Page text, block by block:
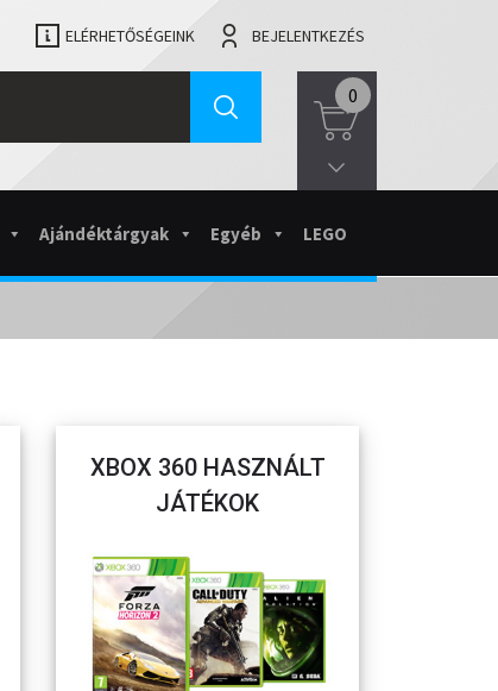
ELÉRHETŐSÉGEINK BEJELENTKEZÉS
0
Ajándéktárgyak Egyéb LEGO
XBOX 360 HASZNÁLT
JÁTÉKOK